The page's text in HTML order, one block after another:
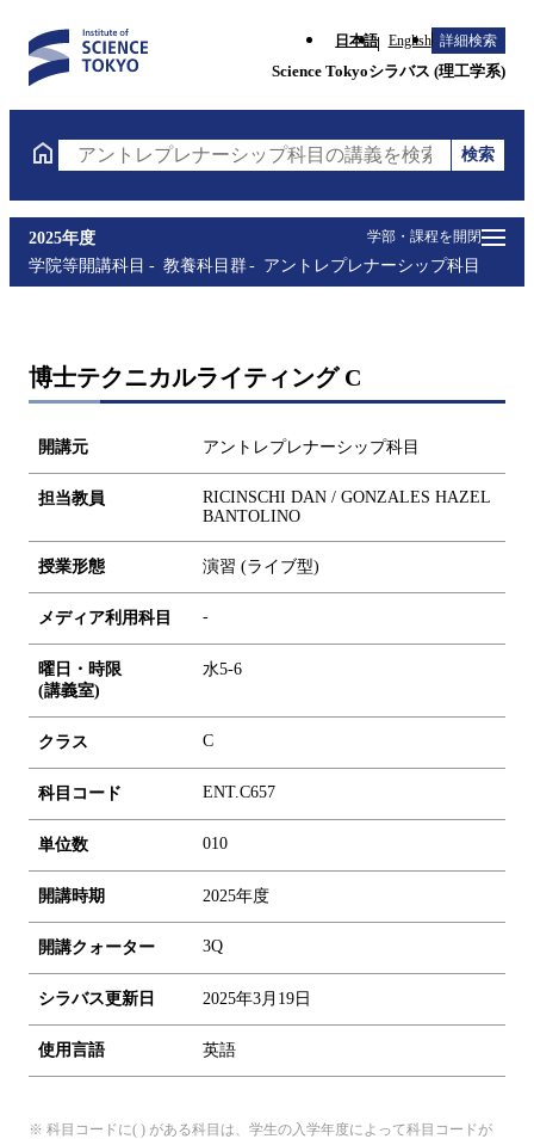
日本語 English 詳細検索
Science Tokyoシラバス (理工学系)
アントレプレナーシップ科目の講義を検索（講義名
検索
学部・課程を開閉
2025年度
学院等開講科目
教養科目群 アントレプレナーシップ科目
博士テクニカルライティング C
開講元 アントレプレナーシップ科目
担当教員
RICINSCHI DAN / GONZALES HAZEL
BANTOLINO
授業形態 演習 (ライブ型)
メディア利用科目 -
曜日・時限
(講義室)
水5-6
クラス C
科目コード ENT.C657
単位数 010
開講時期 2025年度
開講クォーター 3Q
シラバス更新日 2025年3月19日
使用言語 英語
※ 科目コードに( ) がある科目は、学生の入学年度によって科目コードが